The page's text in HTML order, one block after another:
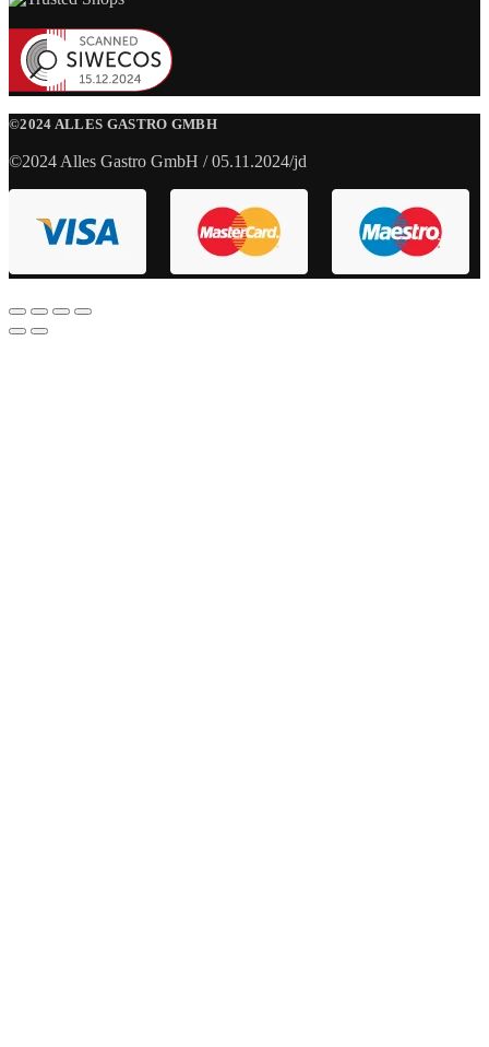
©2024 ALLES GASTRO GMBH
©2024 Alles Gastro GmbH / 05.11.2024/jd